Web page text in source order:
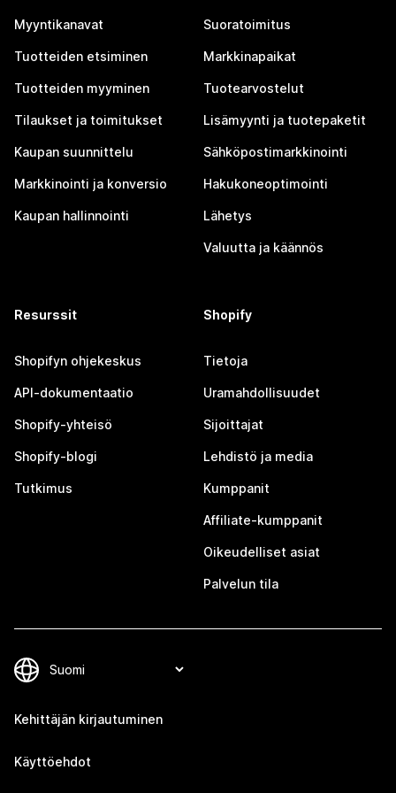
Myyntikanavat
Tuotteiden etsiminen
Tuotteiden myyminen
Tilaukset ja toimitukset
Kaupan suunnittelu
Markkinointi ja konversio
Kaupan hallinnointi
Suoratoimitus
Markkinapaikat
Tuotearvostelut
Lisämyynti ja tuotepaketit
Sähköpostimarkkinointi
Hakukoneoptimointi
Lähetys
Valuutta ja käännös
Resurssit
Shopifyn ohjekeskus
API-dokumentaatio
Shopify-yhteisö
Shopify-blogi
Tutkimus
Shopify
Tietoja
Uramahdollisuudet
Sijoittajat
Lehdistö ja media
Kumppanit
Affiliate-kumppanit
Oikeudelliset asiat
Palvelun tila
Kehittäjän kirjautuminen
Käyttöehdot